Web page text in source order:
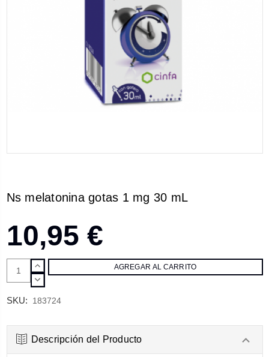
Ns melatonina gotas 1 mg 30 mL
10,95 €
AUMENTAR
CANTIDAD:
DISMINUIR
SKU: 183724
Descripción del Producto